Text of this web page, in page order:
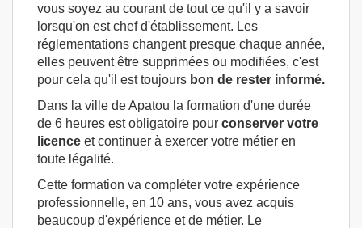
vous soyez au courant de tout ce qu'il y a savoir
lorsqu'on est chef d'établissement. Les
réglementations changent presque chaque année,
elles peuvent être supprimées ou modifiées, c'est
pour cela qu'il est toujours bon de rester informé.
Dans la ville de Apatou la formation d'une durée
de 6 heures est obligatoire pour conserver votre
licence et continuer à exercer votre métier en
toute légalité.
Cette formation va compléter votre expérience
professionnelle, en 10 ans, vous avez acquis
beaucoup d'expérience et de métier. Le